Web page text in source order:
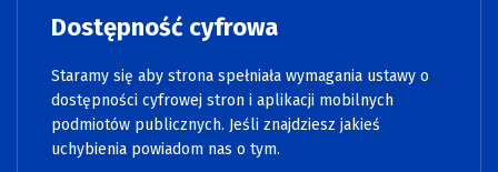
Dostępność cyfrowa
Staramy się aby strona spełniała wymagania ustawy o
dostępności cyfrowej stron i aplikacji mobilnych
podmiotów publicznych. Jeśli znajdziesz jakieś
uchybienia powiadom nas o tym.